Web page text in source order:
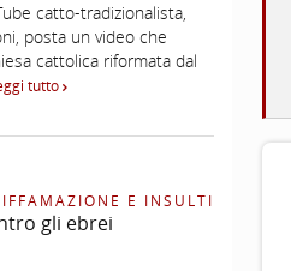
catto-tradizionalista,
posta un video che
cattolica riformata dal
tutto
E INSULTI
gli ebrei